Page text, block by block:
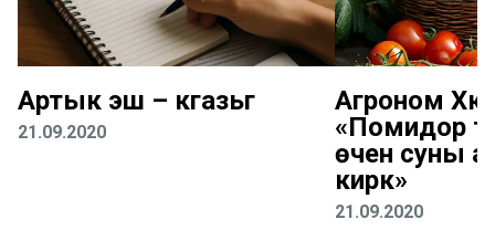
Артык эш – кәгазьгә
21.09.2020
Агроном
«Помидор
өчен суны
кирәк»
21.09.2020